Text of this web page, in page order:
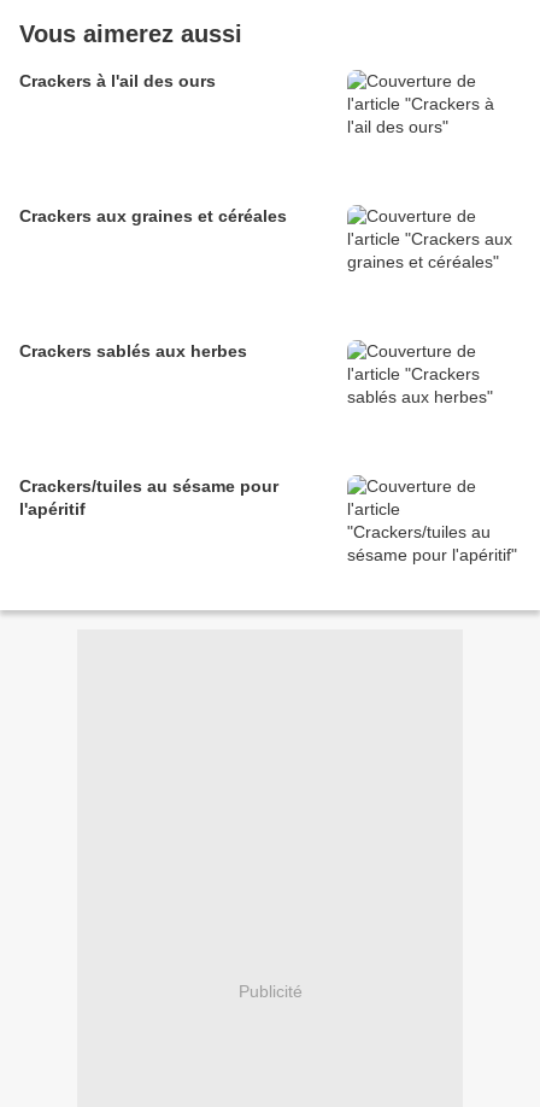
Vous aimerez aussi
Crackers à l'ail des ours
Crackers aux graines et céréales
Crackers sablés aux herbes
Crackers/tuiles au sésame pour
l'apéritif
Publicité